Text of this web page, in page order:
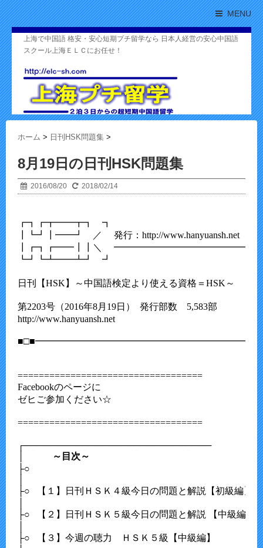
MENU
上海で中国語 格安・安心短期プチ留学なら 日本人経営の安心中国語
スクール上海ＥＬＣにお任せ！
ホーム > 日刊HSK問題集 >
8月19日の日刊HSK問題集
2016/08/20 2018/02/14
┏┓┏┳━━┳┓　┓
┃┗┛┃━━┛　／     発行：http://www.hanyuansh.net
┃┏┓┏━━┃┃＼　
┗┛┗┻━━┻┛　┛
日刊【HSK】～中国語検定より使える資格＝HSK～
第2203号（2016年8月19日）  発行部数　5,583部
http://www.hanyuansh.net
===================================
Facebookのページに
ゼヒご参加ください☆
===================================
┌─────────────────────────────
～目次～
├○
├○   【１】日刊ＨＳＫ４級今日の問題と解説【初級編】
├○   【２】日刊ＨＳＫ５級今日の問題と解説 【中級編
├○   【３】今週の聴力　ＨＳＫ５級【中級編】